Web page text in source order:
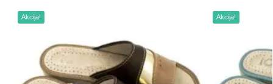
Akcija! Akcija!